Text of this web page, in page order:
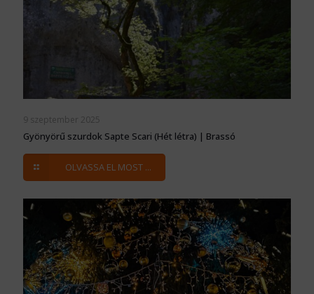
9 szeptember 2025
Gyönyörű szurdok Sapte Scari (Hét létra) | Brassó
OLVASSA EL MOST ...